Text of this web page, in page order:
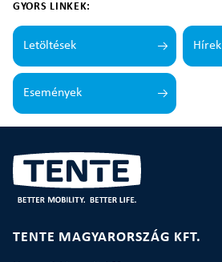
GYORS LINKEK:
Letöltések Hírek
Események
TENTE MAGYARORSZÁG KFT.